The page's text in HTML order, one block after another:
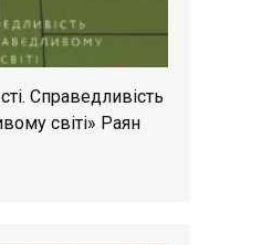
Справедливість
світі» Раян